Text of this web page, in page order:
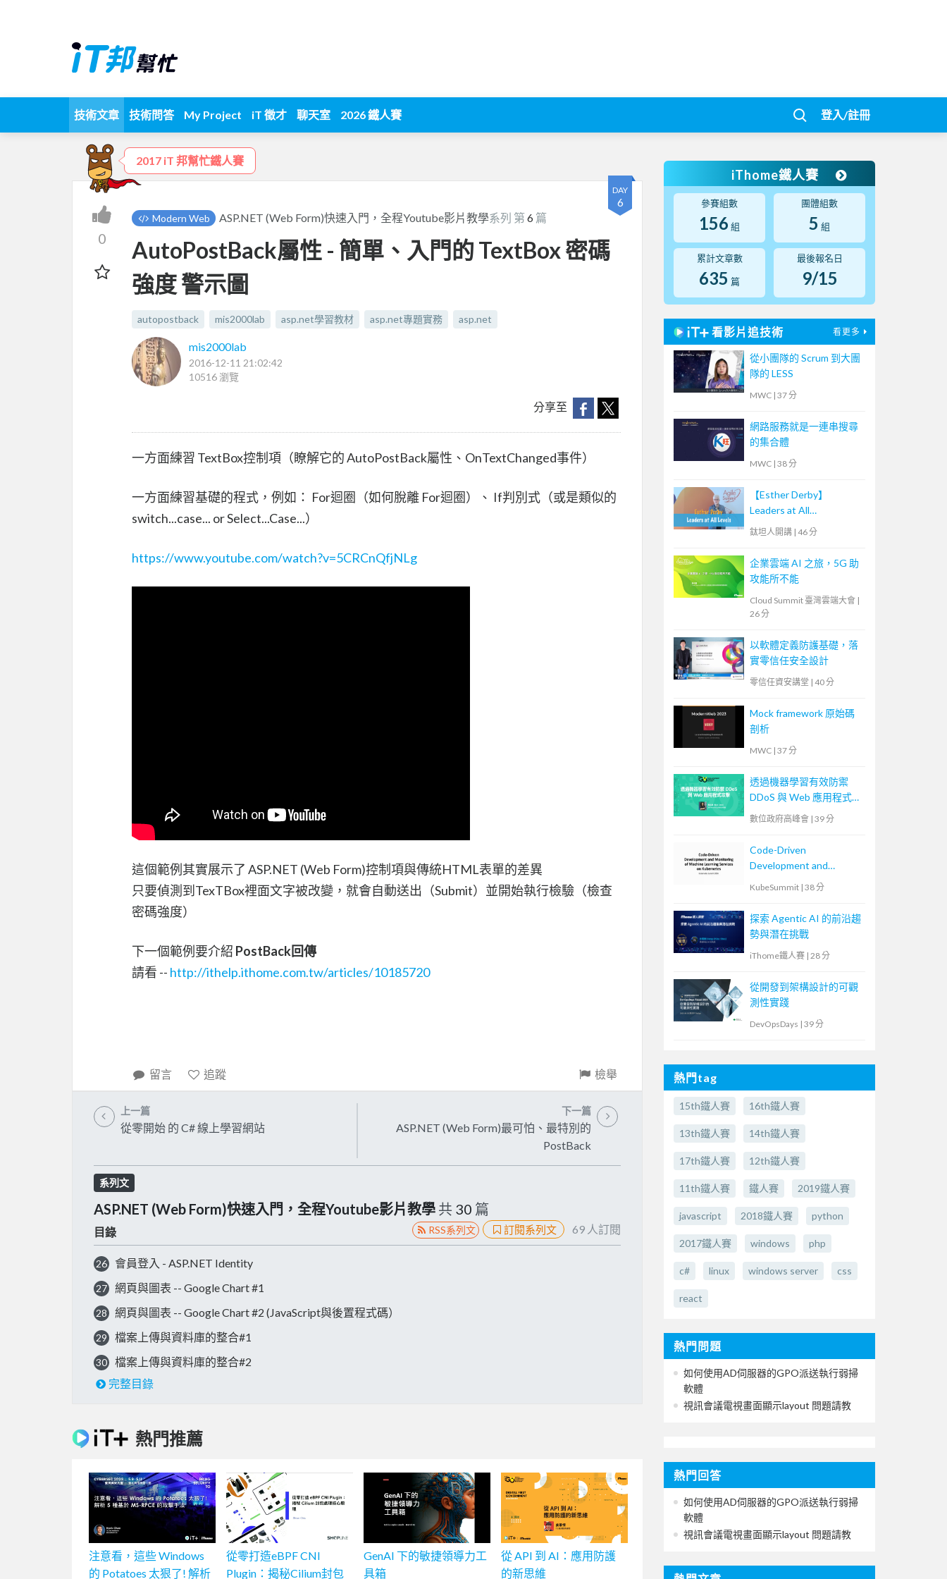
技術文章 技術問答 My Project iT 徵才 聊天室 2026 鐵人賽 登入/註冊
2017 iT 邦幫忙鐵人賽
DAY
6
0
Modern Web ASP.NET (Web Form)快速入門，全程Youtube影片教學系列 第6 篇
AutoPostBack屬性 - 簡單、入門的 TextBox 密碼
強度 警示圖
autopostback mis2000lab asp.net學習教材 asp.net專題實務 asp.net
mis2000lab
2016-12-11 21:02:42
10516 瀏覽
分享至
一方面練習 TextBox控制項（瞭解它的 AutoPostBack屬性、OnTextChanged事件）
一方面練習基礎的程式，例如： For迴圈（如何脫離 For迴圈）、 If判別式（或是類似的
switch...case... or Select...Case...）
https://www.youtube.com/watch?v=5CRCnQfjNLg
這個範例其實展示了 ASP.NET (Web Form)控制項與傳統HTML表單的差異
只要偵測到TexTBox裡面文字被改變，就會自動送出（Submit）並開始執行檢驗（檢查
密碼強度）
下一個範例要介紹 PostBack回傳
請看 -- http://ithelp.ithome.com.tw/articles/10185720
留言 追蹤 檢舉
上一篇
從零開始 的 C# 線上學習網站
下一篇
ASP.NET (Web Form)最可怕、最特別的
PostBack
系列文
ASP.NET (Web Form)快速入門，全程Youtube影片教學 共 30 篇
目錄 RSS系列文 訂閱系列文 69 人訂閱
26 會員登入 - ASP.NET Identity
27 網頁與圖表 -- Google Chart #1
28 網頁與圖表 -- Google Chart #2 (JavaScript與後置程式碼）
29 檔案上傳與資料庫的整合#1
30
檔案上傳與資料庫的整合#2
完整目錄
熱門推薦
注意看，這些 Windows
的 Potatoes 太狠了! 解析
從零打造eBPF CNI
Plugin：揭秘Cilium封包
GenAI 下的敏捷領導力工
具箱
從 API 到 AI：應用防護
的新思維
iThome鐵人賽
參賽組數
156 組
團體組數
5 組
累計文章數
635 篇
最後報名日
9/15
看影片追技術 看更多
從小團隊的 Scrum 到大團
隊的 LESS
MWC | 37 分
網路服務就是一連串搜尋
的集合體
MWC | 38 分
【Esther Derby】
Leaders at All
Levels（Agile summit
科技
鈦坦人開講 | 46 分
企業雲端 AI 之旅，5G 助
攻能所不能
Cloud Summit 臺灣雲端大會 |
26 分
以軟體定義防護基礎，落
實零信任安全設計
零信任資安講堂 | 40 分
Mock framework 原始碼
剖析
MWC | 37 分
透過機器學習有效防禦
DDoS 與 Web 應用程式攻
擊
數位政府高峰會 | 39 分
Code-Driven
Development and
Monitoring of Machine
Kubernetes
KubeSummit | 38 分
探索 Agentic AI 的前沿趨
勢與潛在挑戰
iThome鐵人賽 | 28 分
從開發到架構設計的可觀
測性實踐
DevOpsDays | 39 分
熱門tag
15th鐵人賽 16th鐵人賽
13th鐵人賽 14th鐵人賽
17th鐵人賽 12th鐵人賽
11th鐵人賽 鐵人賽 2019鐵人賽
javascript 2018鐵人賽 python
2017鐵人賽 windows php
c# linux windows server css
react
熱門問題
如何使用AD伺服器的GPO派送執行弱掃
軟體
視訊會議電視畫面顯示layout 問題請教
熱門回答
如何使用AD伺服器的GPO派送執行弱掃
軟體
視訊會議電視畫面顯示layout 問題請教